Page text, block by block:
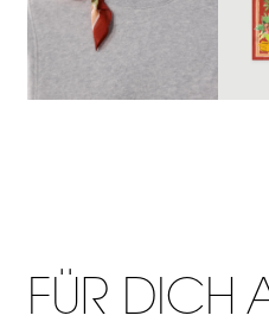
FÜR DICH
JETZT